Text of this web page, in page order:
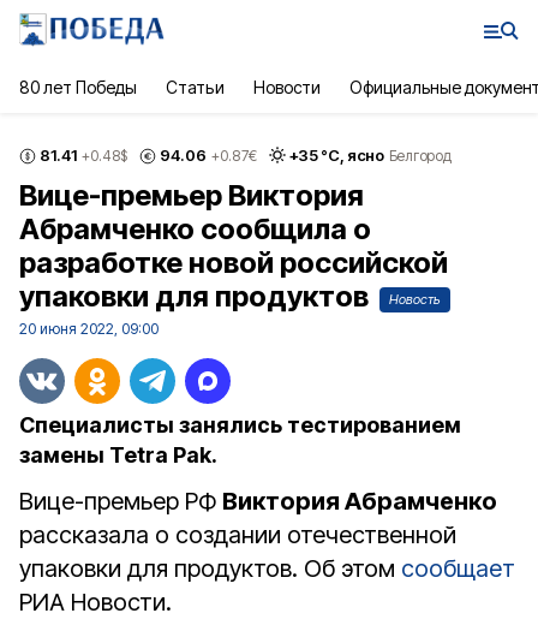
80 лет Победы Статьи Новости Официальные
81.41 +0.48$ 94.06 +0.87€ +35°С, ясно Белгород
Вице-премьер Виктория
Абрамченко сообщила о
разработке новой российской
упаковки для продуктов
Новость
20 июня 2022, 09:00
Специалисты занялись тестированием
замены Tetra Pak.
Вице-премьер РФ Виктория Абрамченко
рассказала о создании отечественной
упаковки для продуктов. Об этом сообщает
РИА Новости.